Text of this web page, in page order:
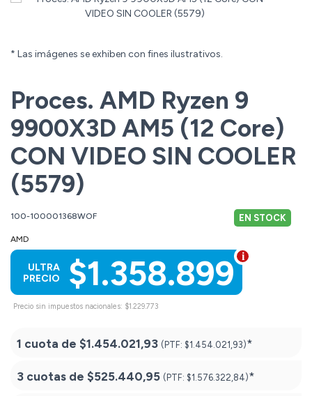
* Las imágenes se exhiben con fines ilustrativos.
Proces. AMD Ryzen 9
9900X3D AM5 (12 Core)
CON VIDEO SIN COOLER
(5579)
100-100001368WOF EN STOCK
AMD
$1.358.899
ULTRA
PRECIO
Precio sin impuestos nacionales: $1.229.773
1 cuota de $1.454.021,93 (PTF: $1.454.021,93)*
3 cuotas de $525.440,95 (PTF: $1.576.322,84)*